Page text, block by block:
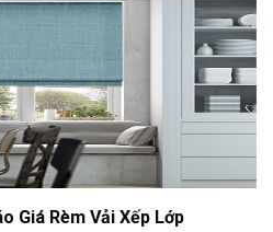
Giá Rèm Vải Xếp Lớp